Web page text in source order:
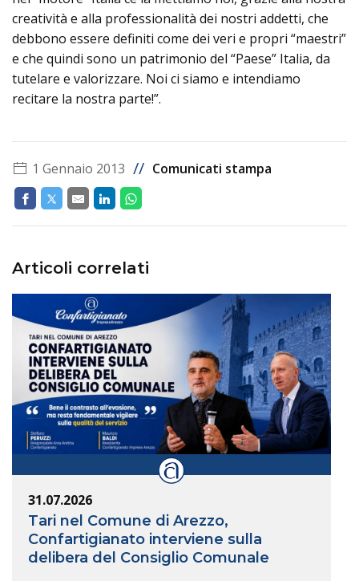
creatività e alla professionalità dei nostri addetti, che
debbono essere definiti come dei veri e propri “maestri”
e che quindi sono un patrimonio del “Paese” Italia, da
tutelare e valorizzare. Noi ci siamo e intendiamo
recitare la nostra parte!”.
1 Gennaio 2013 // Comunicati stampa
Articoli correlati
31.07.2026
Tari nel Comune di Arezzo,
Confartigianato interviene sulla
delibera del Consiglio Comunale